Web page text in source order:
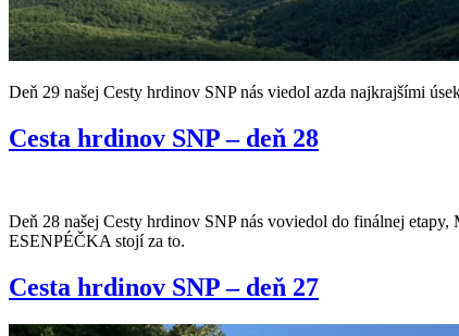
Deň 29 našej Cesty hrdinov SNP nás viedol azda najkrajšími
Cesta hrdinov SNP – deň 28
Deň 28 našej Cesty hrdinov SNP nás voviedol do finálnej
ESENPÉČKA stojí za to.
Cesta hrdinov SNP – deň 27